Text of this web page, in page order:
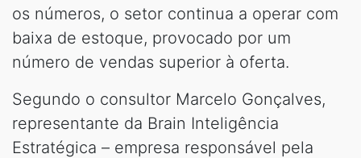
os números, o setor continua a operar com
baixa de estoque, provocado por um
número de vendas superior à oferta.
Segundo o consultor Marcelo Gonçalves,
representante da Brain Inteligência
Estratégica – empresa responsável pela